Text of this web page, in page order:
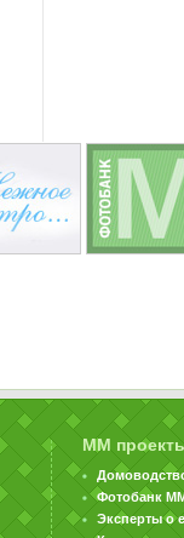
ММ
Фотобанк
Эксперты о